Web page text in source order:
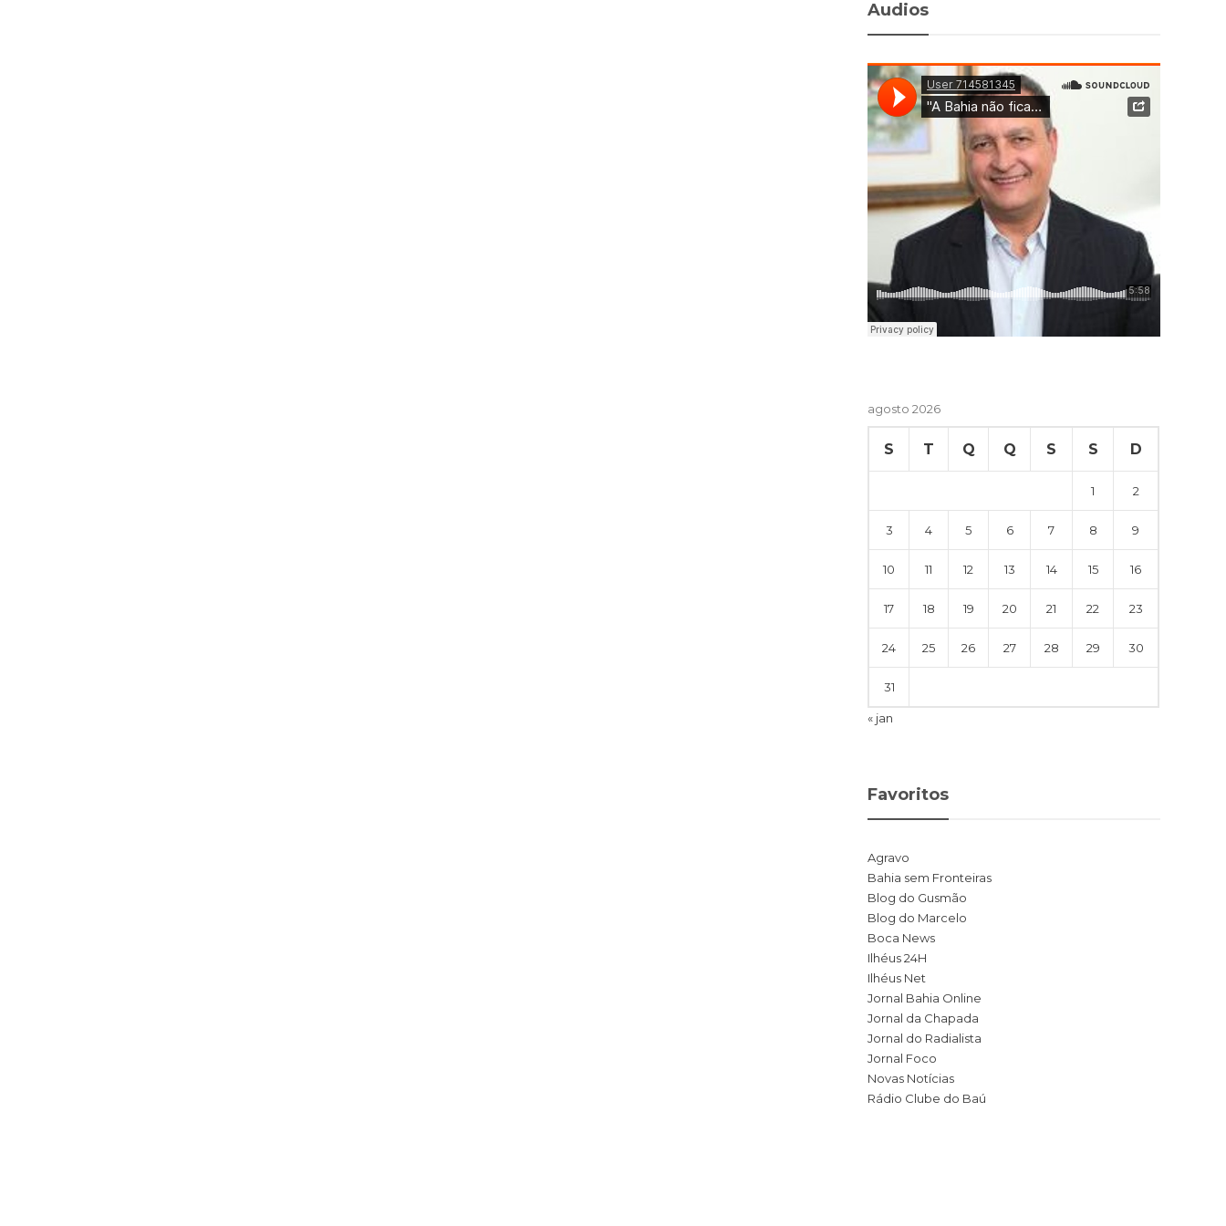
Audios
agosto 2026
S T Q Q S S D
1 2
3 4 5 6 7 8 9
10 11 12 13 14 15 16
17 18 19 20 21 22 23
24 25 26 27 28 29 30
31
« jan
Favoritos
Agravo
Bahia sem Fronteiras
Blog do Gusmão
Blog do Marcelo
Boca News
Ilhéus 24H
Ilhéus Net
Jornal Bahia Online
Jornal da Chapada
Jornal do Radialista
Jornal Foco
Novas Notícias
Rádio Clube do Baú